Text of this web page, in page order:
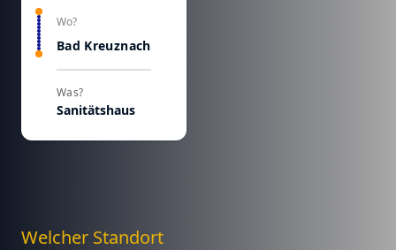
Wo?
Bad Kreuznach
Was?
Sanitätshaus
Welcher Standort